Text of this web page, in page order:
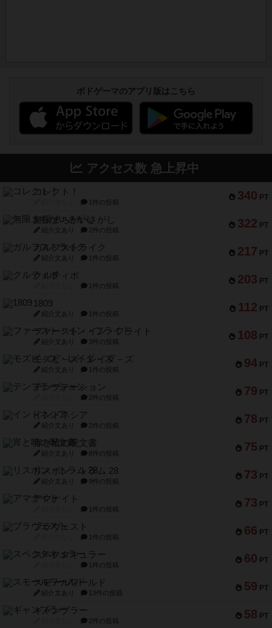
ボドゲーマのアプリ版はこちら
アクセス数 急上昇中
340 PT
コレクト！
1件の投稿
322 PT
無限まちがいさがし
紹介文あり 2件の投稿
217 PT
ガルフストライク
紹介文あり 1件の投稿
203 PT
クルティボ
1件の投稿
112 PT
1809
紹介文あり 1件の投稿
108 PT
ファースト・イン・フライト
紹介文あり 3件の投稿
94 PT
モズビ－ズ・レイダ－ズ
紹介文あり 1件の投稿
79 PT
テンプテーション
2件の投稿
78 PT
インドネシア
紹介文あり 2件の投稿
75 PT
宵と暁の呪文書
紹介文あり 8件の投稿
73 PT
リスボン・トラム 28
紹介文あり 9件の投稿
73 PT
アマナイト
1件の投稿
66 PT
ブラヴェスト
1件の投稿
60 PT
スペクタキュラー
1件の投稿
59 PT
スモールワールド
紹介文あり 13件の投稿
58 PT
ギャンブラー
2件の投稿